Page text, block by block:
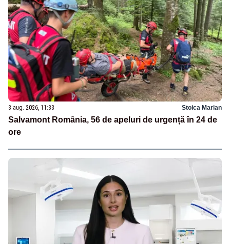
3 aug. 2026, 11:33 Stoica Marian
Salvamont România, 56 de apeluri de urgență în 24 de
ore